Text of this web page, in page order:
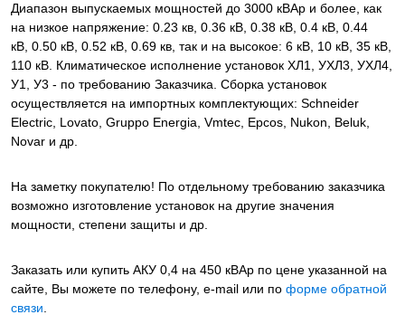
Диапазон выпускаемых мощностей до 3000 кВАр и более, как
на низкое напряжение: 0.23 кв, 0.36 кВ, 0.38 кВ, 0.4 кВ, 0.44
кВ, 0.50 кВ, 0.52 кВ, 0.69 кв, так и на высокое: 6 кВ, 10 кВ, 35 кВ,
110 кВ. Климатическое исполнение установок ХЛ1, УХЛ3, УХЛ4,
У1, У3 - по требованию Заказчика. Сборка установок
осуществляется на импортных комплектующих: Schneider
Electric, Lovato, Gruppo Energia, Vmtec, Epcos, Nukon, Beluk,
Novar и др.
На заметку покупателю! По отдельному требованию заказчика
возможно изготовление установок на другие значения
мощности, степени защиты и др.
Заказать или купить АКУ 0,4 на 450 кВАр по цене указанной на
сайте, Вы можете по телефону, e-mail или по форме обратной
связи.